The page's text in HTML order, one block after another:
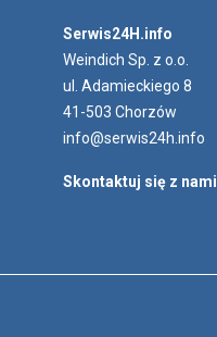
Serwis24H.info
Weindich Sp. z o.o.
ul. Adamieckiego 8
41-503 Chorzów
info@serwis24h.info
Skontaktuj się z nami